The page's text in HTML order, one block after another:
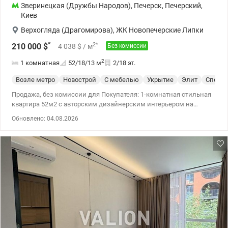
Зверинецкая (Дружбы Народов), Печерск, Печерский,
Киев
Верхогляда (Драгомирова), ЖК Новопечерские Липки
210 000 $* 4 038 $ / м2* Без комиссии
1 комнатная 52/18/13 м2 2/18 эт.
Возле метро Новострой С мебелью Укрытие Элит
Продажа, без комиссии для Покупателя: 1-комнатная стильная
квартира 52м2 с авторским дизайнерским интерьером на
эстетику, для людей, желающих иметь свое пространство со
вкусом и характером, в котором каждая деталь продумана и
особенная. Правильная планировка: из просторной прихожей,
слева – оборудованная шкафами гардеробная, прямо –
просторная комната с выходом в остекленную лоджию, кухня,
справа – ванная комната; высота потолков H-3м Авторский
интерьер с эклектическим сочетанием винтажа, арт-декора и
современного минимализма: мебель и дизайнерские
светильники, яркие цветные акценты, живые растения,
Обновлено: 04.08.2026